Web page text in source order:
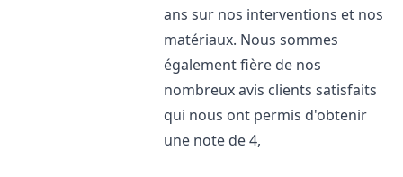
ans sur nos interventions et nos
matériaux. Nous sommes
également fière de nos
nombreux avis clients satisfaits
qui nous ont permis d'obtenir
une note de 4,